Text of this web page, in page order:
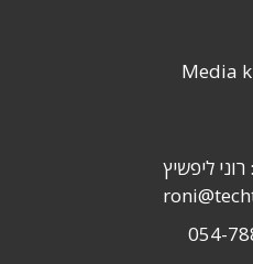
Media
ליפשיץ
054-